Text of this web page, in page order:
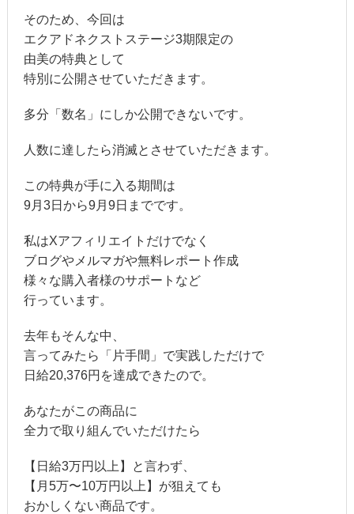
そのため、今回は
エクアドネクストステージ3期限定の
由美の特典として
特別に公開させていただきます。
多分「数名」にしか公開できないです。
人数に達したら消滅とさせていただきます。
この特典が手に入る期間は
9月3日から9月9日までです。
私はXアフィリエイトだけでなく
ブログやメルマガや無料レポート作成
様々な購入者様のサポートなど
行っています。
去年もそんな中、
言ってみたら「片手間」で実践しただけで
日給20,376円を達成できたので。
あなたがこの商品に
全力で取り組んでいただけたら
【日給3万円以上】と言わず、
【月5万〜10万円以上】が狙えても
おかしくない商品です。